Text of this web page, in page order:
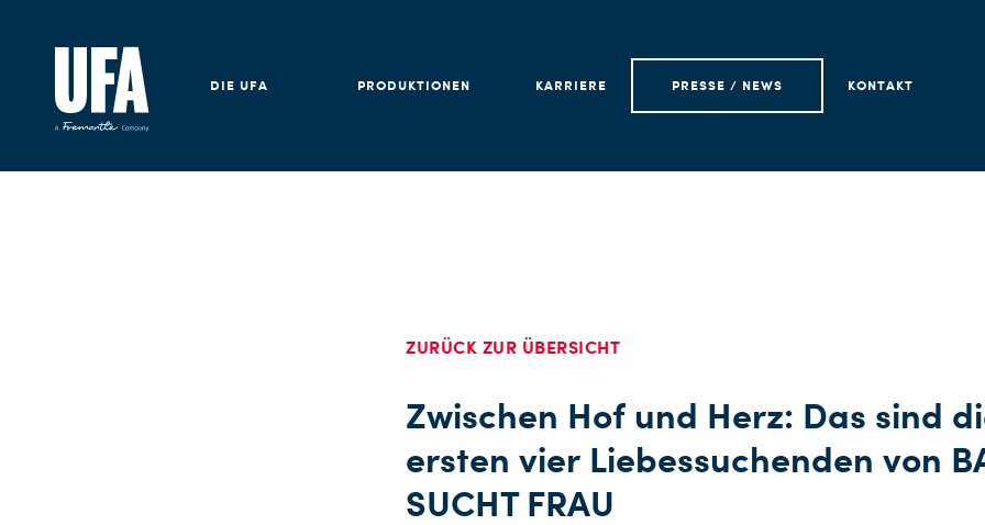
DIE UFA PRODUKTIONEN KARRIERE PRESSE / NEWS KONTAKT
ZURÜCK ZUR ÜBERSICHT
Zwischen Hof und Herz: Das sind
ersten vier Liebessuchenden von
SUCHT FRAU